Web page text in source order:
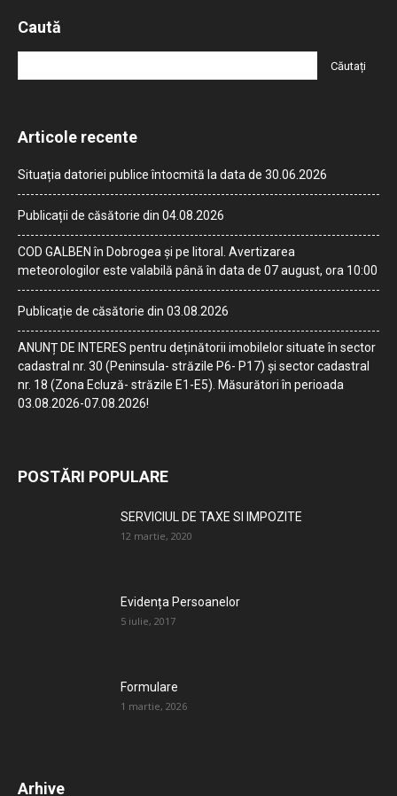
Caută
Articole recente
Situația datoriei publice întocmită la data de 30.06.2026
Publicații de căsătorie din 04.08.2026
COD GALBEN în Dobrogea și pe litoral. Avertizarea
meteorologilor este valabilă până în data de 07 august, ora 10:00
Publicație de căsătorie din 03.08.2026
ANUNȚ DE INTERES pentru deținătorii imobilelor situate în sector
cadastral nr. 30 (Peninsula- străzile P6- P17) și sector cadastral
nr. 18 (Zona Ecluză- străzile E1-E5). Măsurători în perioada
03.08.2026-07.08.2026!
POSTĂRI POPULARE
SERVICIUL DE TAXE SI IMPOZITE
12 martie, 2020
Evidența Persoanelor
5 iulie, 2017
Formulare
1 martie, 2026
Arhive